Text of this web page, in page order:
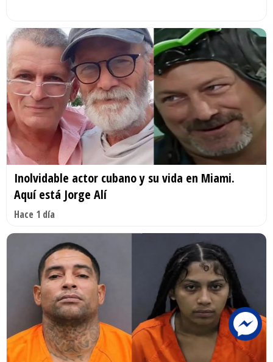
Inolvidable actor cubano y su vida en Miami.
Aquí está Jorge Alí
Hace 1 día